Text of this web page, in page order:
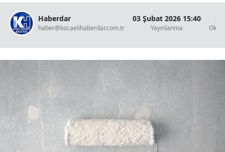
Haberdar
haber@kocaelihaberdar.com.tr
03 Şubat 2026 15:40
Yayınlanma
2